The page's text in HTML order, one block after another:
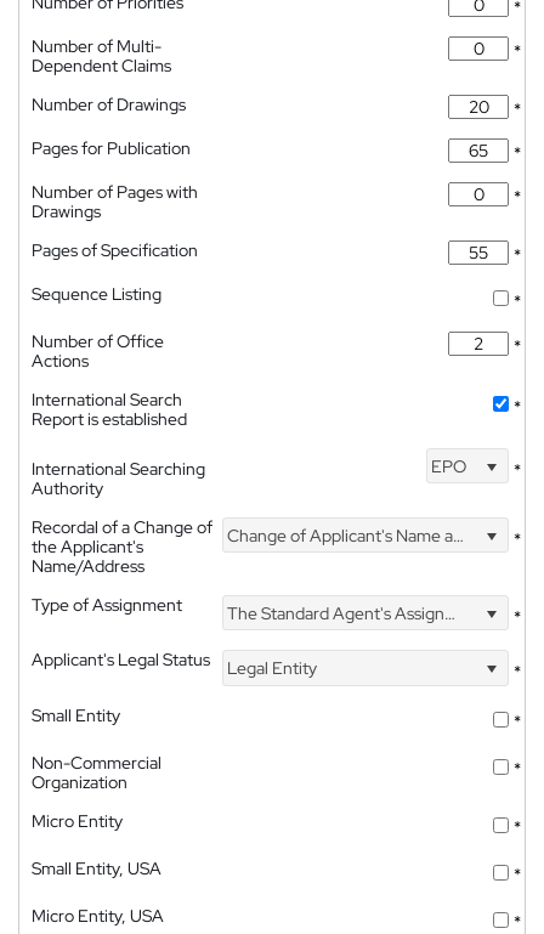
*
Number of Multi-
Dependent Claims
*
Number of Drawings
*
Pages for Publication
*
Number of Pages with
Drawings
*
Pages of Specification
*
Sequence Listing
*
Number of Office
Actions
*
International Search
Report is established
*
International Searching
Authority
EPO *
Recordal of a Change of
the Applicant's
Name/Address
Change of Applicant's Name and Address *
Type of Assignment The Standard Agent's Assignment
*
Applicant's Legal Status
Legal Entity
*
Small Entity
*
Non-Commercial
Organization
*
Micro Entity
*
Small Entity, USA
*
Micro Entity, USA
*